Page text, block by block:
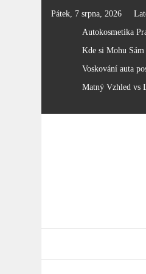
Pátek, 7 srpna, 2026
Autokosmetika
Kde si Mohu
Voskování auta
Matný Vzhled vs